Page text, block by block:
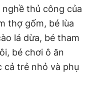
thủ công của
thợ gốm, bé lùa
lá dừa, bé tham
bé chơi ô ăn
cả trẻ nhỏ và phụ